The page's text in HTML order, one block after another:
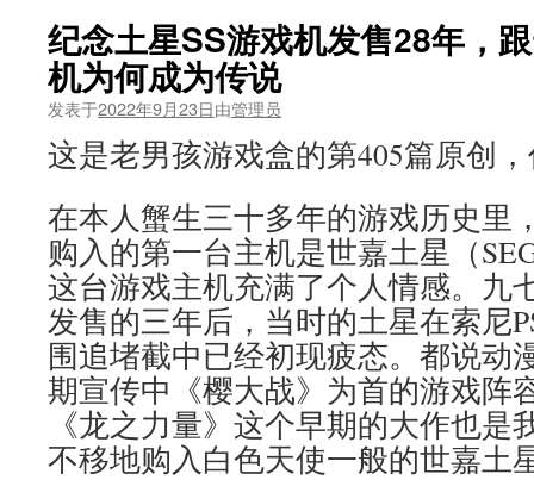
纪念土星SS游戏机发售28年，
机为何成为传说
发表于2022年9月23日由管理员
这是老男孩游戏盒的第405篇原创
在本人蟹生三十多年的游戏历史里
购入的第一台主机是世嘉土星（
这台游戏主机充满了个人情感。九
发售的三年后，当时的土星在索尼
围追堵截中已经初现疲态。都说动
期宣传中《樱大战》为首的游戏阵
《龙之力量》这个早期的大作也是
不移地购入白色天使一般的世嘉土